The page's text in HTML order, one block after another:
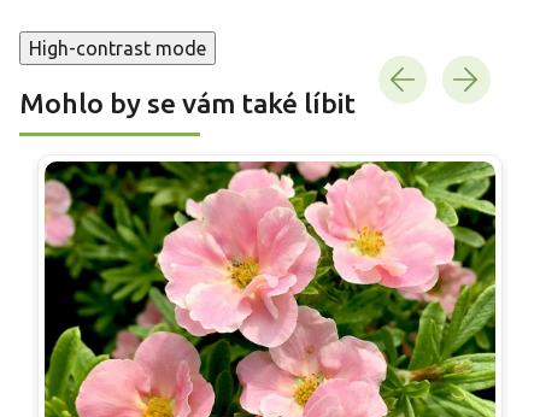
High-contrast mode
Mohlo by se vám také líbit